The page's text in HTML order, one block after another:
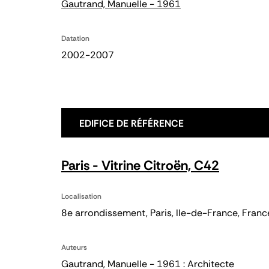
Gautrand, Manuelle - 1961
Datation
2002-2007
EDIFICE DE RÉFÉRENCE
Paris - Vitrine Citroën, C42
Localisation
8e arrondissement, Paris, Ile-de-France,
Auteurs
Gautrand, Manuelle - 1961 : Architecte